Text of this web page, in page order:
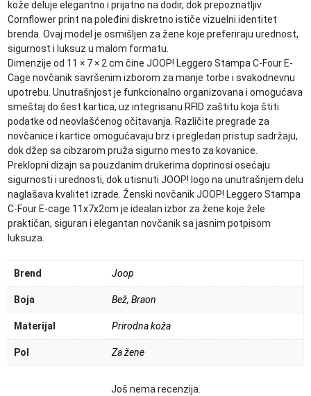
kože deluje elegantno i prijatno na dodir, dok prepoznatljiv
Cornflower print na poleđini diskretno ističe vizuelni identitet
brenda. Ovaj model je osmišljen za žene koje preferiraju urednost,
sigurnost i luksuz u malom formatu.
Dimenzije od 11 × 7 × 2 cm čine JOOP! Leggero Stampa C-Four E-
Cage novčanik savršenim izborom za manje torbe i svakodnevnu
upotrebu. Unutrašnjost je funkcionalno organizovana i omogućava
smeštaj do šest kartica, uz integrisanu RFID zaštitu koja štiti
podatke od neovlašćenog očitavanja. Različite pregrade za
novčanice i kartice omogućavaju brz i pregledan pristup sadržaju,
dok džep sa cibzarom pruža sigurno mesto za kovanice.
Preklopni dizajn sa pouzdanim drukerima doprinosi osećaju
sigurnosti i urednosti, dok utisnuti JOOP! logo na unutrašnjem delu
naglašava kvalitet izrade. Ženski novčanik JOOP! Leggero Stampa
C-Four E-cage 11x7x2cm je idealan izbor za žene koje žele
praktičan, siguran i elegantan novčanik sa jasnim potpisom
luksuza.
Brend Joop
Boja Bež, Braon
Materijal Prirodna koža
Pol Za žene
Još nema recenzija.